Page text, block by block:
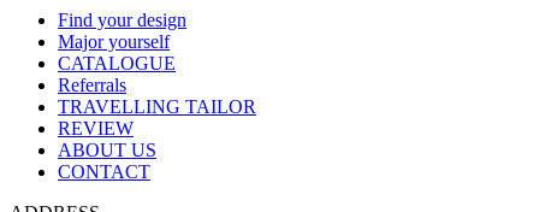
Find your design
Major yourself
CATALOGUE
Referrals
TRAVELLING TAILOR
REVIEW
ABOUT US
CONTACT